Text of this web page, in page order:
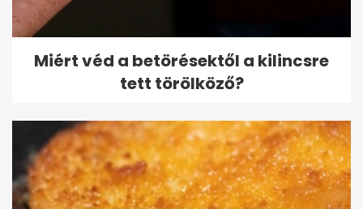
Miért véd a betörésektől a kilincsre
tett törölköző?